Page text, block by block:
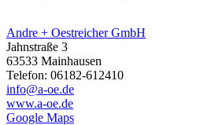
Andre + Oestreicher GmbH
Jahnstraße 3
63533 Mainhausen
Telefon: 06182-612410
info@a-oe.de
www.a-oe.de
Google Maps